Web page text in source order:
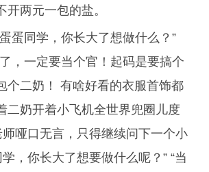
开两元一包的盐。
蛋同学，你长大了想做什么？”
，一定要当个官！起码是要搞个
个二奶！ 有啥好看的衣服首饰都
二奶开着小飞机全世界兜圈儿度
师哑口无言，只得继续问下一个小
，你长大了想要做什么呢？” “当